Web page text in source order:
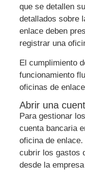
que se detallen
detallados sobre
enlace deben
registrar una
El cumplimiento
funcionamiento
oficinas de
Abrir una
Para gestionar
cuenta bancaria
oficina de
cubrir los gastos
desde la